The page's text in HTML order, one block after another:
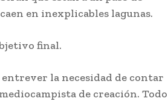
en inexplicables lagunas.
final.
la necesidad de contar
de creación. Todo